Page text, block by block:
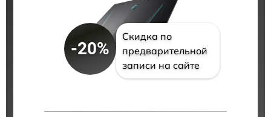
-20%
Скидка по
предварительной
записи на сайте